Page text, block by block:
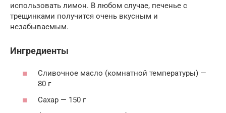
использовать лимон. В любом случае, печенье с
трещинками получится очень вкусным и
незабываемым.
Ингредиенты
Сливочное масло (комнатной температуры) —
80 г
Сахар — 150 г